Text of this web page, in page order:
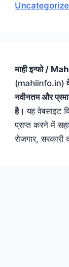
माही इन्फो /
(mahiinfo.in)
नवीनतम और
है। यह वेबसाइट
प्राप्त करने में
रोजगार,